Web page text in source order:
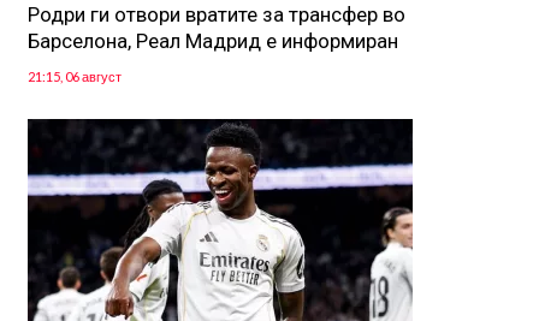
Родри ги отвори вратите за трансфер во
Барселона, Реал Мадрид е информиран
21:15, 06 август